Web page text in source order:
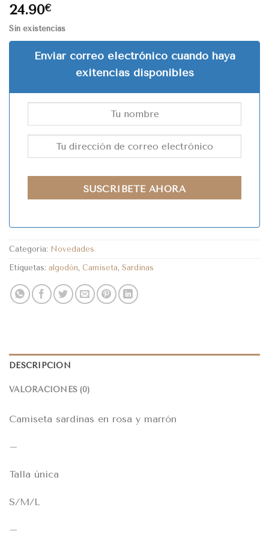
24.90€
Sin existencias
Enviar correo electrónico cuando haya
exitencias disponibles
SUSCRÍBETE AHORA
Categoría: Novedades
Etiquetas: algodón, Camiseta, Sardinas
DESCRIPCIÓN
VALORACIONES (0)
Camiseta sardinas en rosa y marrón
–
Talla única
S/M/L
–